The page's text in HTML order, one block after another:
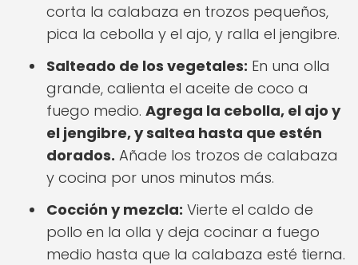
corta la calabaza en trozos pequeños,
pica la cebolla y el ajo, y ralla el jengibre.
Salteado de los vegetales: En una olla
grande, calienta el aceite de coco a
fuego medio. Agrega la cebolla, el ajo y
el jengibre, y saltea hasta que estén
dorados. Añade los trozos de calabaza
y cocina por unos minutos más.
Cocción y mezcla: Vierte el caldo de
pollo en la olla y deja cocinar a fuego
medio hasta que la calabaza esté tierna.